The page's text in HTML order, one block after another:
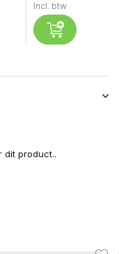
Incl. btw
dit product..